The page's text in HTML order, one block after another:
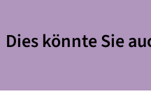
Dies könnte Sie